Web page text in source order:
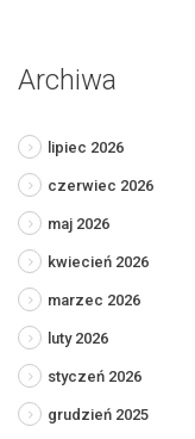
Archiwa
lipiec 2026
czerwiec 2026
maj 2026
kwiecień 2026
marzec 2026
luty 2026
styczeń 2026
grudzień 2025